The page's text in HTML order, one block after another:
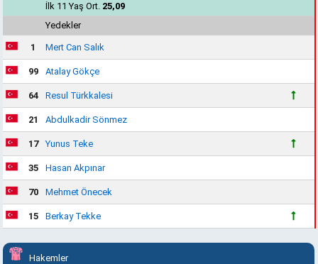
İlk 11 Yaş Ort. 25,09
Yedekler
1 Mert Can Salık
99 Atalay Gökçe
64 Resul Türkkalesi
21 Abdulkadir Sönmez
17 Yunus Teke
35 Hasan Akpınar
70 Mehmet Önecek
15 Berkay Tekke
Hakemler